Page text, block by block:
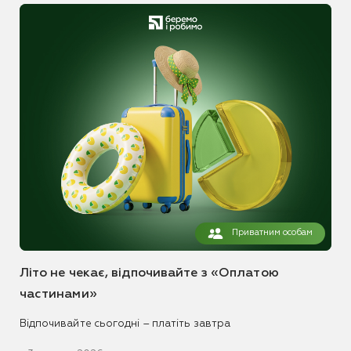
Приватним особам
Літо не чекає, відпочивайте з «Оплатою
частинами»
Відпочивайте сьогодні – платіть завтра